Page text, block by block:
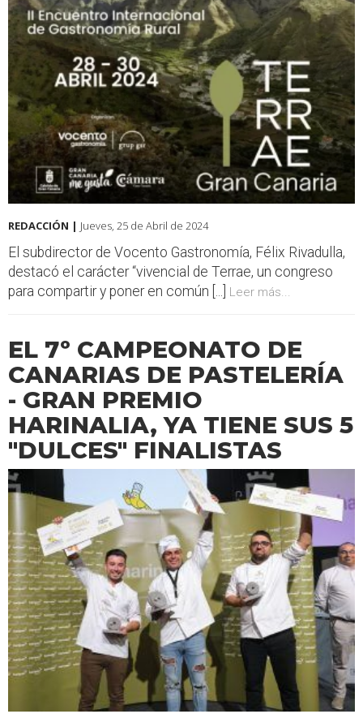
REDACCIÓN | Jueves, 25 de Abril de 2024
El subdirector de Vocento Gastronomía, Félix Rivadulla,
destacó el carácter “vivencial de Terrae, un congreso
para compartir y poner en común [...]
Leer más...
EL 7º CAMPEONATO DE
CANARIAS DE PASTELERÍA
- GRAN PREMIO
HARINALIA, YA TIENE SUS 5
"DULCES" FINALISTAS